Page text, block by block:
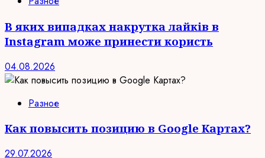
В яких випадках накрутка лайків в
Instagram може принести користь
04.08.2026
Разное
Как повысить позицию в Google Картах?
29.07.2026